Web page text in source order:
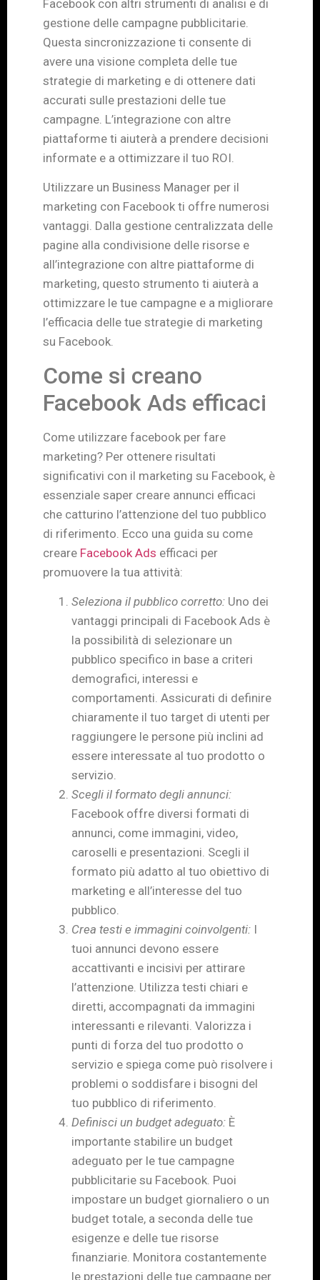
Facebook con altri strumenti di analisi e di
gestione delle campagne pubblicitarie.
Questa sincronizzazione ti consente di
avere una visione completa delle tue
strategie di marketing e di ottenere dati
accurati sulle prestazioni delle tue
campagne. L’integrazione con altre
piattaforme ti aiuterà a prendere decisioni
informate e a ottimizzare il tuo ROI.
Utilizzare un Business Manager per il
marketing con Facebook ti offre numerosi
vantaggi. Dalla gestione centralizzata delle
pagine alla condivisione delle risorse e
all’integrazione con altre piattaforme di
marketing, questo strumento ti aiuterà a
ottimizzare le tue campagne e a migliorare
l’efficacia delle tue strategie di marketing
su Facebook.
Come si creano
Facebook Ads efficaci
Come utilizzare facebook per fare
marketing? Per ottenere risultati
significativi con il marketing su Facebook, è
essenziale saper creare annunci efficaci
che catturino l’attenzione del tuo pubblico
di riferimento. Ecco una guida su come
creare Facebook Ads efficaci per
promuovere la tua attività:
Seleziona il pubblico corretto: Uno dei
vantaggi principali di Facebook Ads è
la possibilità di selezionare un
pubblico specifico in base a criteri
demografici, interessi e
comportamenti. Assicurati di definire
chiaramente il tuo target di utenti per
raggiungere le persone più inclini ad
essere interessate al tuo prodotto o
servizio.
Scegli il formato degli annunci:
Facebook offre diversi formati di
annunci, come immagini, video,
caroselli e presentazioni. Scegli il
formato più adatto al tuo obiettivo di
marketing e all’interesse del tuo
pubblico.
Crea testi e immagini coinvolgenti: I
tuoi annunci devono essere
accattivanti e incisivi per attirare
l’attenzione. Utilizza testi chiari e
diretti, accompagnati da immagini
interessanti e rilevanti. Valorizza i
punti di forza del tuo prodotto o
servizio e spiega come può risolvere i
problemi o soddisfare i bisogni del
tuo pubblico di riferimento.
Definisci un budget adeguato: È
importante stabilire un budget
adeguato per le tue campagne
pubblicitarie su Facebook. Puoi
impostare un budget giornaliero o un
budget totale, a seconda delle tue
esigenze e delle tue risorse
finanziarie. Monitora costantemente
le prestazioni delle tue campagne per